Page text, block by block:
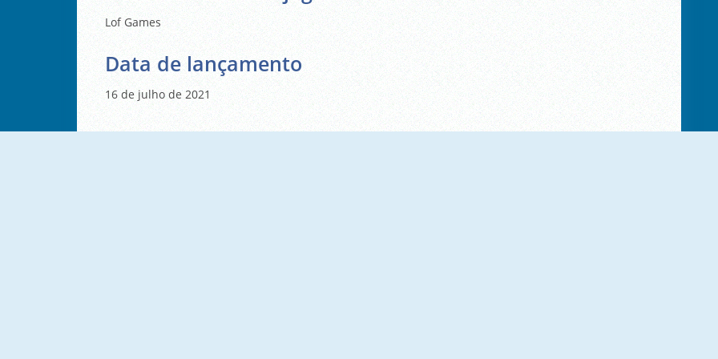
Lof Games
Data de lançamento
16 de julho de 2021